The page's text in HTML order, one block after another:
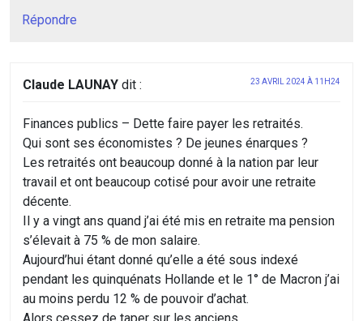
Répondre
Claude LAUNAY dit : 23 AVRIL 2024 À 11H24
Finances publics – Dette faire payer les retraités.
Qui sont ses économistes ? De jeunes énarques ?
Les retraités ont beaucoup donné à la nation par leur
travail et ont beaucoup cotisé pour avoir une retraite
décente.
Il y a vingt ans quand j’ai été mis en retraite ma pension
s’élevait à 75 % de mon salaire.
Aujourd’hui étant donné qu’elle a été sous indexé
pendant les quinquénats Hollande et le 1° de Macron j’ai
au moins perdu 12 % de pouvoir d’achat.
Alors cessez de taper sur les anciens.